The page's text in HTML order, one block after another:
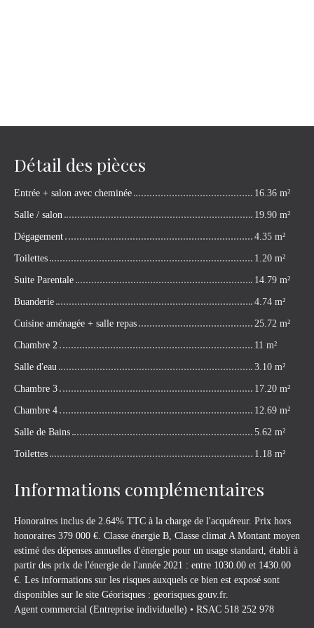
Détail des pièces
Entrée + salon avec cheminée
16.36 m²
Salle / salon
19.90 m²
Dégagement
4.35 m²
Toilettes
1.20 m²
Suite Parentale
14.79 m²
Buanderie
4.74 m²
Cuisine aménagée + salle repas
25.72 m²
Chambre 2
11 m²
Salle d'eau
3.10 m²
Chambre 3
17.20 m²
Chambre 4
12.69 m²
Salle de Bains
5.62 m²
Toilettes
1.18 m²
Informations complémentaires
Honoraires inclus de 2.64% TTC à la charge de l'acquéreur. Prix hors
honoraires 379 000 €. Classe énergie B, Classe climat A Montant moyen
estimé des dépenses annuelles d'énergie pour un usage standard, établi à
partir des prix de l'énergie de l'année 2021 : entre 1030.00 et 1430.00
€. Les informations sur les risques auxquels ce bien est exposé sont
disponibles sur le site Géorisques : georisques.gouv.fr.
Agent commercial (Entreprise individuelle) • RSAC 518 252 978